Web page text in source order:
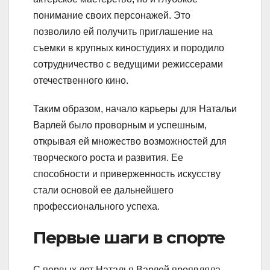
понимание своих персонажей. Это
позволило ей получить приглашение на
съемки в крупных киностудиях и породило
сотрудничество с ведущими режиссерами
отечественного кино.
Таким образом, начало карьеры для Натальи
Варлей было проворным и успешным,
открывая ей множество возможностей для
творческого роста и развития. Ее
способности и приверженность искусству
стали основой ее дальнейшего
профессионального успеха.
Первые шаги в спорте